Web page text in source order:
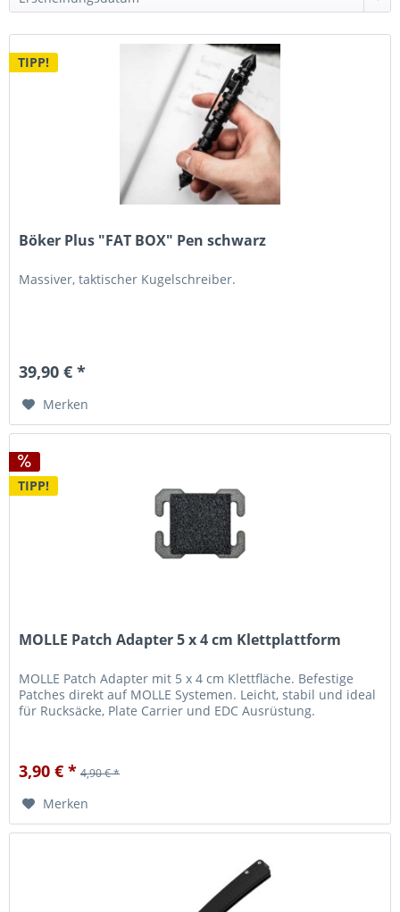
TIPP!
Böker Plus "FAT BOX" Pen schwarz
Massiver, taktischer Kugelschreiber.
39,90 € *
Merken
TIPP!
MOLLE Patch Adapter 5 x 4 cm Klettplattform
MOLLE Patch Adapter mit 5 x 4 cm Klettfläche. Befestige
Patches direkt auf MOLLE Systemen. Leicht, stabil und ideal
für Rucksäcke, Plate Carrier und EDC Ausrüstung.
3,90 € * 4,90 € *
Merken